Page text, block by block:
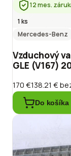
12 mes.
1 ks
Mercedes-Benz
Vzduchový
GLE (V167)
170 €138.21 €
Do košíka